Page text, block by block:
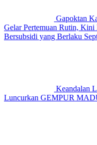
Gapoktan
Gelar Pertemuan Rutin, Kini
Bersubsidi yang Berlaku
Keandalan
Luncurkan GEMPUR